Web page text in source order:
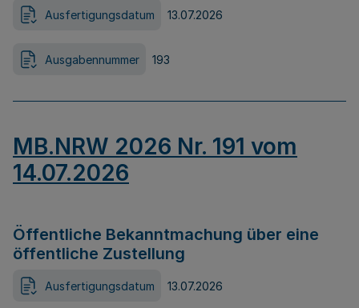
Ausfertigungsdatum 13.07.2026
Ausgabennummer 193
MB.NRW 2026 Nr. 191 vom
14.07.2026
Öffentliche Bekanntmachung über eine
öffentliche Zustellung
Ausfertigungsdatum 13.07.2026